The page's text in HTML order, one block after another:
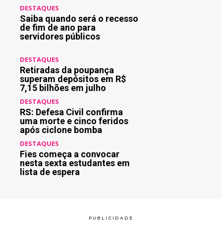
DESTAQUES
Saiba quando será o recesso
de fim de ano para
servidores públicos
DESTAQUES
Retiradas da poupança
superam depósitos em R$
7,15 bilhões em julho
DESTAQUES
RS: Defesa Civil confirma
uma morte e cinco feridos
após ciclone bomba
DESTAQUES
Fies começa a convocar
nesta sexta estudantes em
lista de espera